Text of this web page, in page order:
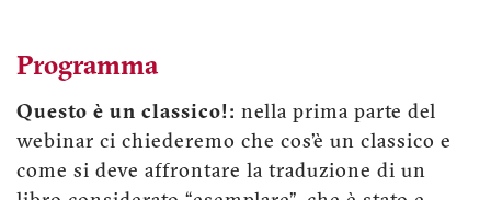
Programma
Questo è un classico!: nella prima parte del
webinar ci chiederemo che cos’è un classico e
come si deve affrontare la traduzione di un